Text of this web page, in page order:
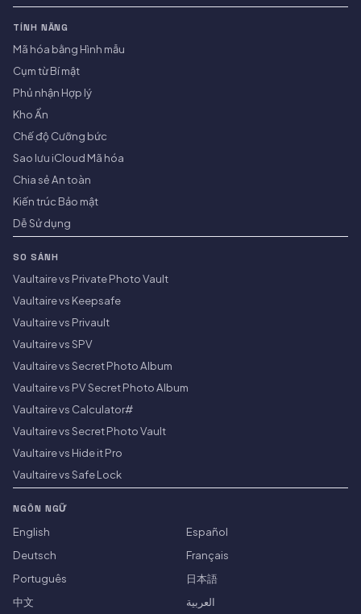
TÍNH NĂNG
Mã hóa bằng Hình mẫu
Cụm từ Bí mật
Phủ nhận Hợp lý
Kho Ẩn
Chế độ Cưỡng bức
Sao lưu iCloud Mã hóa
Chia sẻ An toàn
Kiến trúc Bảo mật
Dễ Sử dụng
SO SÁNH
Vaultaire vs Private Photo Vault
Vaultaire vs Keepsafe
Vaultaire vs Privault
Vaultaire vs SPV
Vaultaire vs Secret Photo Album
Vaultaire vs PV Secret Photo Album
Vaultaire vs Calculator#
Vaultaire vs Secret Photo Vault
Vaultaire vs Hide it Pro
Vaultaire vs Safe Lock
NGÔN NGỮ
English
Español
Deutsch
Français
Português
日本語
中文
العربية